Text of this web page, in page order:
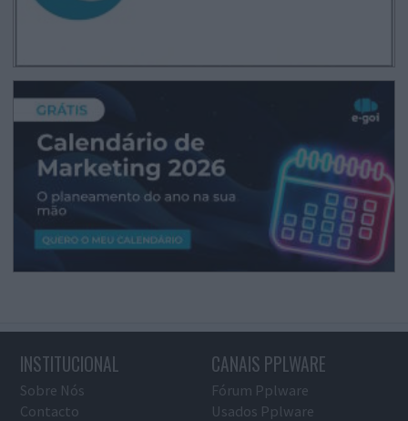
INSTITUCIONAL
Sobre Nós
Contacto
CANAIS PPLWARE
Fórum Pplware
Usados Pplware